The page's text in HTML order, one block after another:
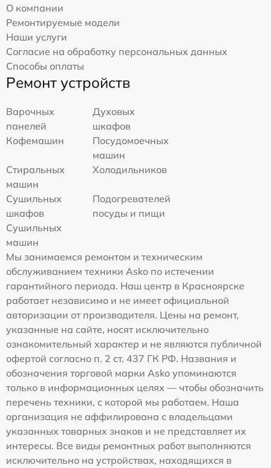
О компании
Ремонтируемые модели
Наши услуги
Согласие на обработку персональных данных
Способы оплаты
Ремонт устройств
Варочных
панелей
Духовых
шкафов
Кофемашин
Посудомоечных
машин
Стиральных
машин
Холодильников
Сушильных
шкафов
Подогревателей
посуды и пищи
Сушильных
машин
Мы занимаемся ремонтом и техническим
обслуживанием техники Asko по истечении
гарантийного периода. Наш центр в Красноярске
работает независимо и не имеет официальной
авторизации от производителя. Цены на ремонт,
указанные на сайте, носят исключительно
ознакомительный характер и не являются публичной
офертой согласно п. 2 ст. 437 ГК РФ. Названия и
обозначения торговой марки Asko упоминаются
только в информационных целях — чтобы обозначить
перечень техники, с которой мы работаем. Наша
организация не аффилирована с владельцами
указанных товарных знаков и не представляет их
интересы. Все виды ремонтных работ выполняются
исключительно на устройствах, находящихся в